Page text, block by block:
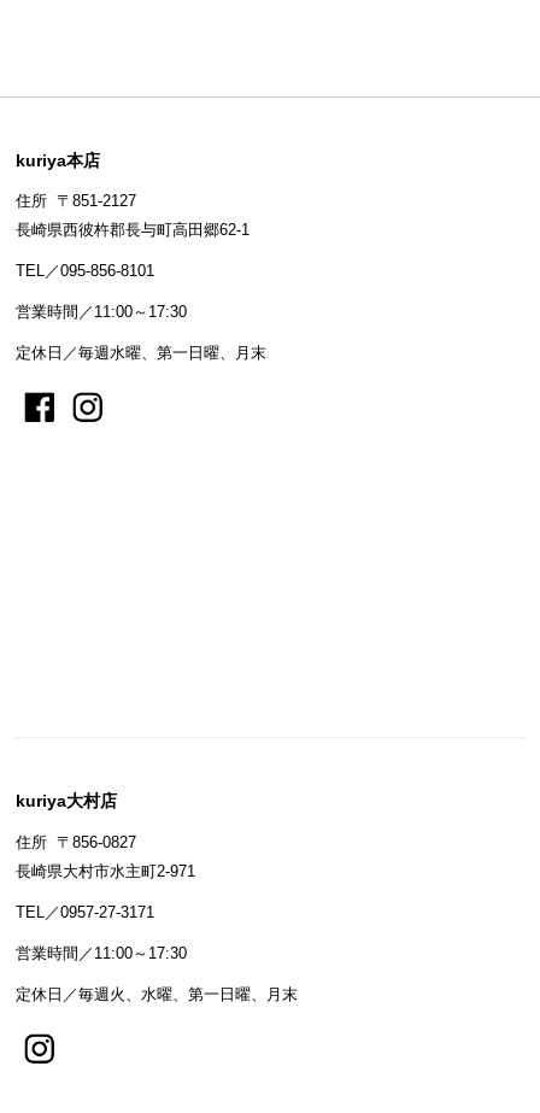
kuriya本店
住所 〒851-2127
長崎県西彼杵郡長与町高田郷62-1
TEL／095-856-8101
営業時間／11:00～17:30
定休日／毎週水曜、第一日曜、月末
kuriya大村店
住所 〒856-0827
長崎県大村市水主町2-971
TEL／0957-27-3171
営業時間／11:00～17:30
定休日／毎週火、水曜、第一日曜、月末